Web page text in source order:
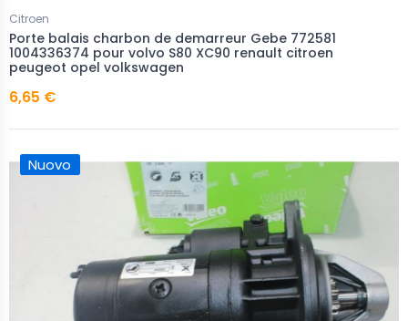
Citroen
Porte balais charbon de demarreur Gebe 772581
1004336374 pour volvo S80 XC90 renault citroen
peugeot opel volkswagen
6,65 €
Nuovo